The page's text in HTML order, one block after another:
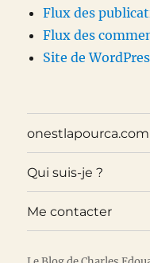
Flux des
Flux des
Site de
onestlapourca.com
Qui suis-je ?
Me contacter